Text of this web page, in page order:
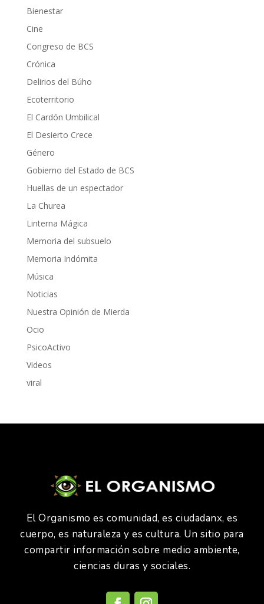
Bienestar
Cine
Congreso de BCS
Crónica
Delirios del Búho
Ecoterritorio
El Cardón Umbilical
El Desierto Crece
Género
Gobierno del Estado de BCS
Huellas de un espectador
La Churea
Linterna Mágica
Memoria del subsuelo
Memoria Indómita
Música
Noticias
Nuestra Opinión de Mierda
Ocio
PsicoActivo
Videos
viral
El Organismo es comunidad, es ciudadanx, es
cuerpo, es naturaleza y es cultura. Un sitio para
compartir información sobre medio ambiente,
ciencias duras y sociales.